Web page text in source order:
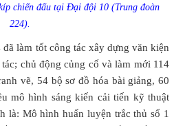
chiến đấu tại Đại đội 10 (Trung đoàn
224).
làm tốt công tác xây dựng văn kiện
chủ động củng cố và làm mới 114
vẽ, 54 bộ sơ đồ hóa bài giảng, 60
mô hình sáng kiến cải tiến kỹ thuật
là: Mô hình huấn luyện trắc thủ số 1